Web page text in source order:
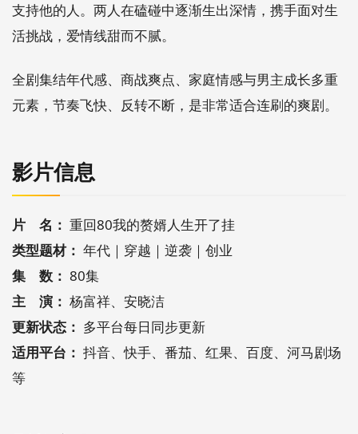
支持他的人。两人在磕碰中逐渐生出深情，携手面对生
活挑战，爱情线甜而不腻。
全剧集结年代感、商战爽点、家庭情感与男主成长多重
元素，节奏飞快、反转不断，是非常适合连刷的爽剧。
影片信息
片 名： 重回80我的赘婿人生开了挂
类型题材： 年代｜穿越｜逆袭｜创业
集 数： 80集
主 演： 杨富祥、安晓洁
更新状态： 多平台每日同步更新
适用平台： 抖音、快手、番茄、红果、百度、河马剧场
等